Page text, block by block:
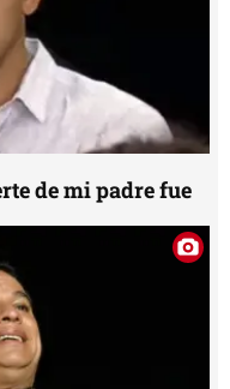
de mi padre fue